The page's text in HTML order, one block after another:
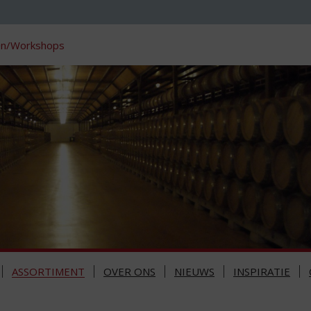
Workshops
ASSORTIMENT OVER ONS NIEUWS INSPIRATIE